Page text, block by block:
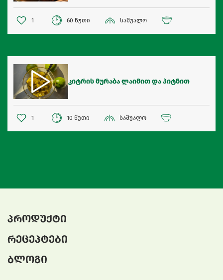
1 60 წუთი საშუალო
კიტრის მურაბა ლაიმით და პიტნით
1 10 წუთი საშუალო
პროდუქტი
რეცეპტები
ბლოგი